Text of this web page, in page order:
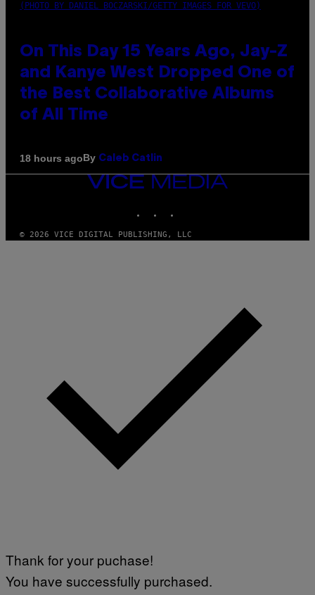
(PHOTO BY DANIEL BOCZARSKI/GETTY IMAGES FOR VEVO)
On This Day 15 Years Ago, Jay-Z
and Kanye West Dropped One of
the Best Collaborative Albums
of All Time
18 hours agoBy Caleb Catlin
VICE
MEDIA
© 2026 VICE DIGITAL PUBLISHING, LLC
Thank for your puchase!
You have successfully purchased.